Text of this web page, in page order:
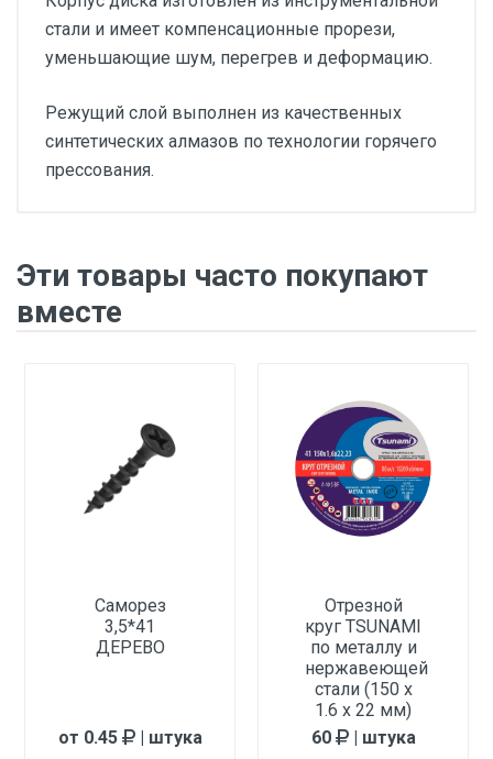
стали и имеет компенсационные прорези,
уменьшающие шум, перегрев и деформацию.
Режущий слой выполнен из качественных
синтетических алмазов по технологии горячего
прессования.
22.2 мм
по бетону, кирпичу, камню, мрамору,
песчанику, шамоту, железобетону
Эти товары часто покупают
вместе
Саморез
3,5*41
ДЕРЕВО
от 0.45 | штука
Отрезной
круг TSUNAMI
по металлу и
нержавеющей
стали (150 х
1.6 х 22 мм)
60
| штука